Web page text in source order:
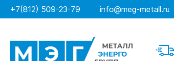
+7(812) 509-23-79 info@meg-metall.ru